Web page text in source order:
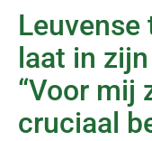
laat in
“Voor mij
cruciaal